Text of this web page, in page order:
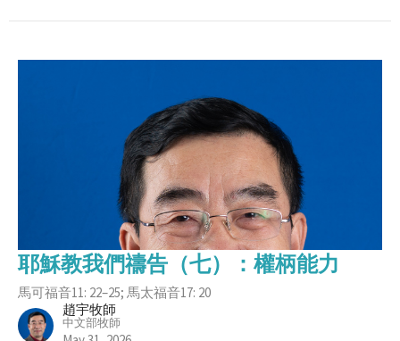
耶穌教我們禱告（七）：權柄能力
馬可福音11: 22–25; 馬太福音17: 20
趙宇牧師
中文部牧師